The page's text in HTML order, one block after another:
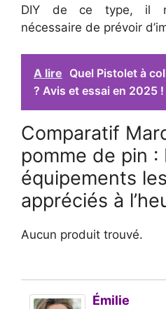
DIY de ce type, il
nécessaire de prévoir
A lire Quel Pistolet à
? Avis et essai en 2025 !
Comparatif
pomme de pin :
équipements
appréciés à
Aucun produit trouvé.
Émilie